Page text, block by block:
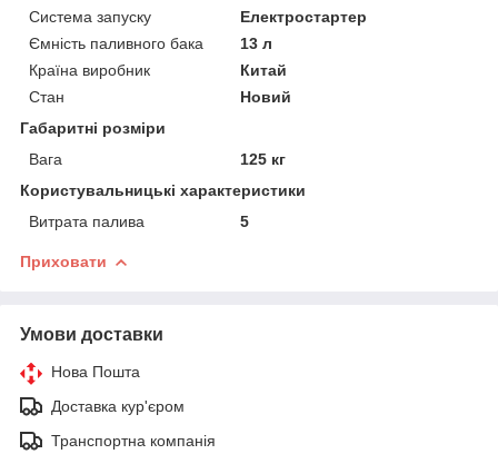
Система запуску
Електростартер
Ємність паливного бака
13 л
Країна виробник
Китай
Стан
Новий
Габаритні розміри
Вага
125 кг
Користувальницькі характеристики
Витрата палива
5
Приховати
Умови доставки
Нова Пошта
Доставка кур'єром
Транспортна компанія